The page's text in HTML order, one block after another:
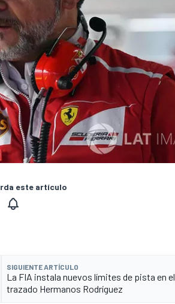
este artículo
SIGUIENTE ARTÍCULO
La FIA instala nuevos límites de pista en el
trazado Hermanos Rodríguez